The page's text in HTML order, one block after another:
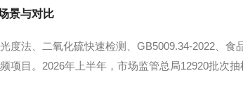
景与对比
度法、二氧化硫快速检测、GB5009.34-2022、食
目。2026年上半年，市场监管总局12920批次